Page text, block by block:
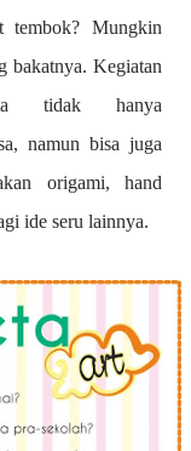
tembok? Mungkin
bakatnya. Kegiatan
tidak hanya
namun bisa juga
origami, hand
ide seru lainnya.